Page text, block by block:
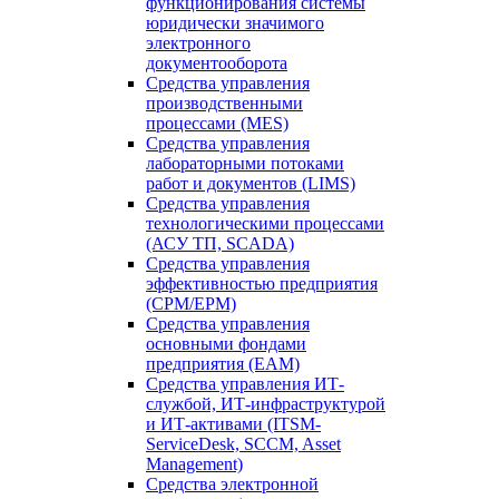
юридически значимого
электронного
документооборота
Средства управления
производственными
процессами (MES)
Средства управления
лабораторными потоками
работ и документов (LIMS)
Средства управления
технологическими процессами
(АСУ ТП, SCADA)
Средства управления
эффективностью предприятия
(CPM/EPM)
Средства управления
основными фондами
предприятия (EAM)
Средства управления ИТ-
службой, ИТ-инфраструктурой
и ИТ-активами (ITSM-
ServiceDesk, SCCM, Asset
Management)
Средства электронной